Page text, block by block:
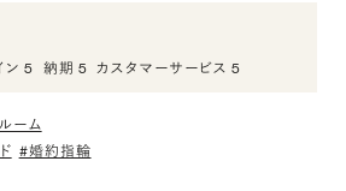
男らしさを表現するのに最適な一本と感じ
ン 5 納期 5 カスタマーサービス 5
ーム
#婚約指輪